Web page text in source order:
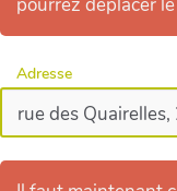
pourrez déplacer
Adresse